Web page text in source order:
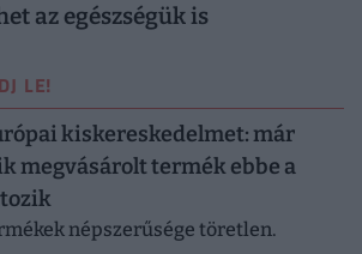
az egészségük is
LE!
kiskereskedelmet: már
megvásárolt termék ebbe a
népszerűsége töretlen.